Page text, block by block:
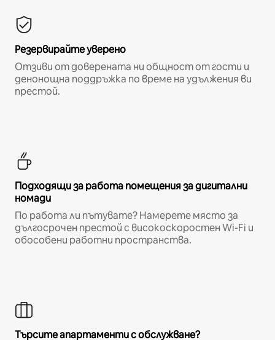
Резервирайте уверено
Отзиви от доверената ни общност от гости и
денонощна поддръжка по време на удължения ви
престой.
Подходящи за работа помещения за дигитални
номади
По работа ли пътувате? Намерете място за
дългосрочен престой с високоскоростен Wi-Fi и
обособени работни пространства.
Търсите апартаменти с обслужване?